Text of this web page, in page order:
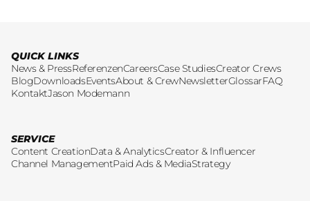
QUICK LINKS
News & PressReferenzenCareersCase StudiesCreator Crews
BlogDownloadsEventsAbout & CrewNewsletterGlossarFAQ
KontaktJason Modemann
SERVICE
Content CreationData & AnalyticsCreator & Influencer
Channel ManagementPaid Ads & MediaStrategy